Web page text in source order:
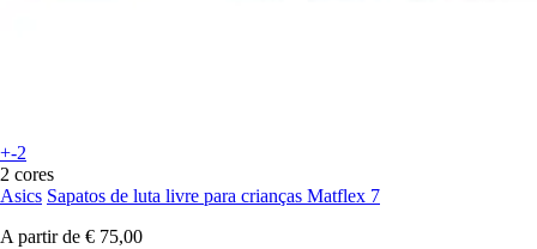
+-2
2 cores
Asics Sapatos de luta livre para crianças Matflex 7
A partir de € 75,00